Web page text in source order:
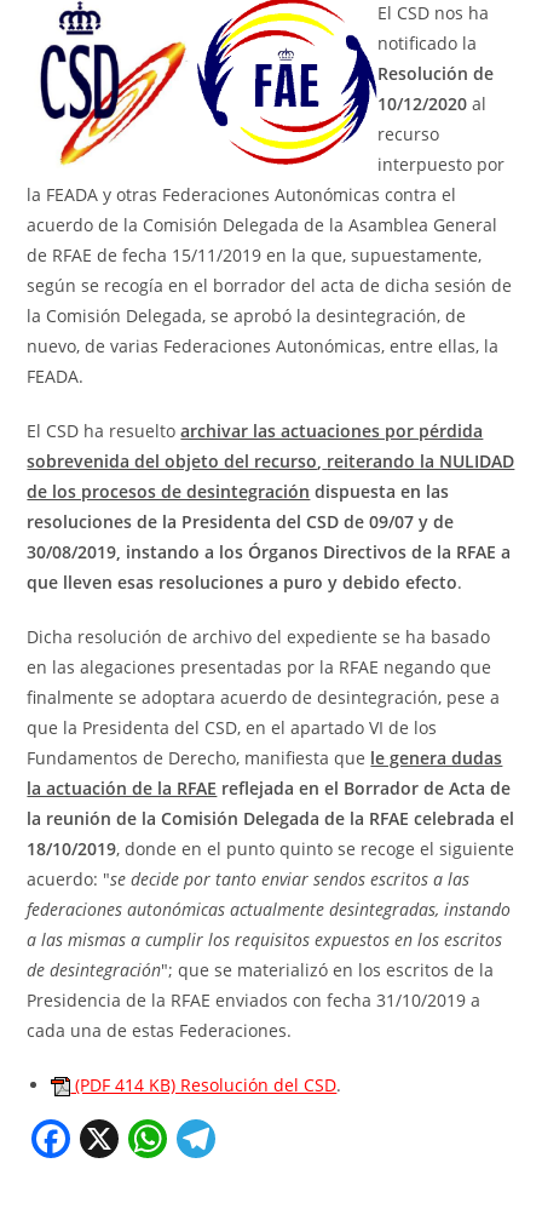
El CSD nos ha
notificado la
Resolución de
10/12/2020 al
recurso
interpuesto por
la FEADA y otras Federaciones Autonómicas contra el
acuerdo de la Comisión Delegada de la Asamblea General
de RFAE de fecha 15/11/2019 en la que, supuestamente,
según se recogía en el borrador del acta de dicha sesión de
la Comisión Delegada, se aprobó la desintegración, de
nuevo, de varias Federaciones Autonómicas, entre ellas, la
FEADA.
El CSD ha resueltoarchivar las actuaciones por pérdida
sobrevenida del objeto del recurso reiterando la NULIDAD
de los procesos de desintegración dispuesta en las
resoluciones de la Presidenta del CSD de 09/07 y de
30/08/2019, instando a los Órganos Directivos de la RFAE a
que lleven esas resoluciones a puro y debido efecto.
Dicha resolución de archivo del expediente se ha basado
en las alegaciones presentadas por la RFAE negando que
finalmente se adoptara acuerdo de desintegración, pese a
que la Presidenta del CSD, en el apartado VI de los
Fundamentos de Derecho, manifiesta que le genera dudas
la actuación de la RFAE reflejada en el Borrador de Acta de
la reunión de la Comisión Delegada de la RFAE celebrada el
18/10/2019, donde en el punto quinto se recoge el siguiente
acuerdo: "se decide por tanto enviar sendos escritos a las
federaciones autonómicas actualmente desintegradas, instando
a las mismas a cumplir los requisitos expuestos en los escritos
de desintegración"; que se materializó en los escritos de la
Presidencia de la RFAE enviados con fecha 31/10/2019 a
cada una de estas Federaciones.
(PDF 414 KB) Resolución del CSD.
F X W
h